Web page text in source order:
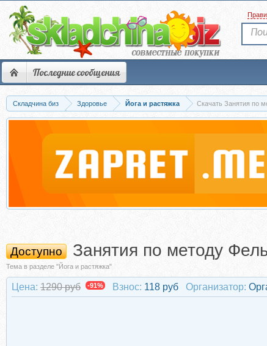
Последние сообщения
Складчина биз Здоровье Йога и растяжка Скачать Занятия по
Доступно Занятия по методу
Тема в разделе "Йога и растяжка"
Цена: 1290 руб -91% Взнос: 118 руб Организатор: